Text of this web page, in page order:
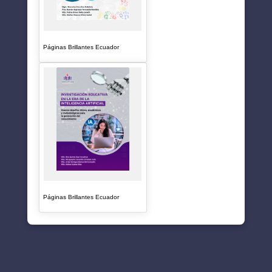
Páginas Brillantes Ecuador
Páginas Brillantes Ecuador